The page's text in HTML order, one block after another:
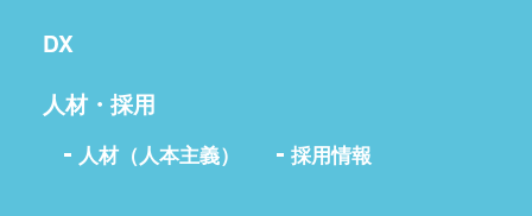
DX
人材・採用
人材（人本主義） 採用情報